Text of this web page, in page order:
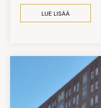
LUE LISÄÄ